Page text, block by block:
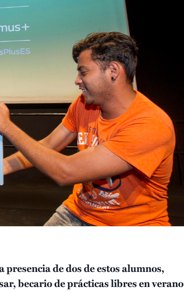
de dos de estos alumnos,
becario de prácticas libres en verano